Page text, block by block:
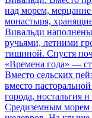
над морем,
монастыря,
Вивальди
ручьями, летними
тишиной. Спустя
«Времена года» —
Вместо сельских
вместо
города, ностальгия
Средиземным морем